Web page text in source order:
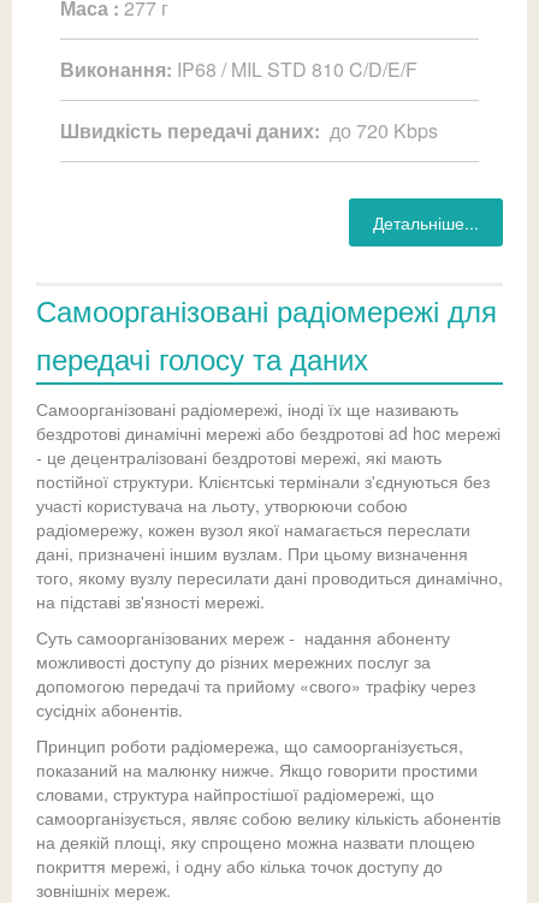
Маса : 277 г
Виконання: IP68 / MIL STD 810 C/D/E/F
Швидкість передачі даних: до 720 Kbps
Детальніше...
Самоорганізовані радіомережі для
передачі голосу та даних
Самоорганізовані радіомережі, іноді їх ще називають
бездротові динамічні мережі або бездротові ad hoc мережі
- це децентралізовані бездротові мережі, які мають
постійної структури. Клієнтські термінали з'єднуються без
участі користувача на льоту, утворюючи собою
радіомережу, кожен вузол якої намагається переслати
дані, призначені іншим вузлам. При цьому визначення
того, якому вузлу пересилати дані проводиться динамічно,
на підставі зв'язності мережі.
Суть самоорганізованих мереж - надання абоненту
можливості доступу до різних мережних послуг за
допомогою передачі та прийому «свого» трафіку через
сусідніх абонентів.
Принцип роботи радіомережа, що самоорганізується,
показаний на малюнку нижче. Якщо говорити простими
словами, структура найпростішої радіомережі, що
самоорганізується, являє собою велику кількість абонентів
на деякій площі, яку спрощено можна назвати площею
покриття мережі, і одну або кілька точок доступу до
зовнішніх мереж.